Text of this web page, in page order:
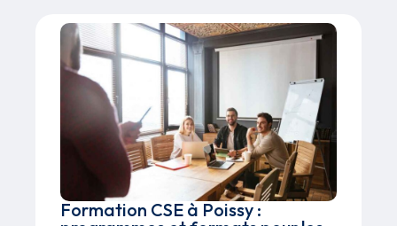
Formation CSE à Poissy :